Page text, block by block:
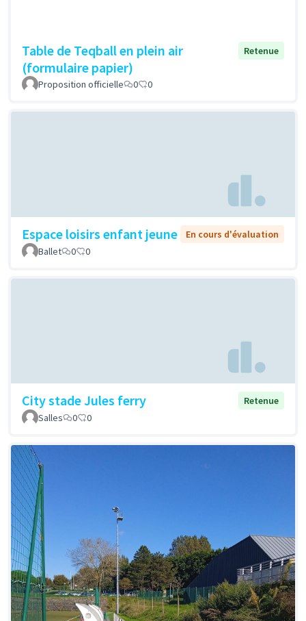
Table de Teqball en plein air
(formulaire papier)
Retenue
Proposition officielle 0 0
Espace loisirs enfant jeune
En cours d'évaluation
Ballet
0 0
City stade Jules ferry
Retenue
Salles
0 0